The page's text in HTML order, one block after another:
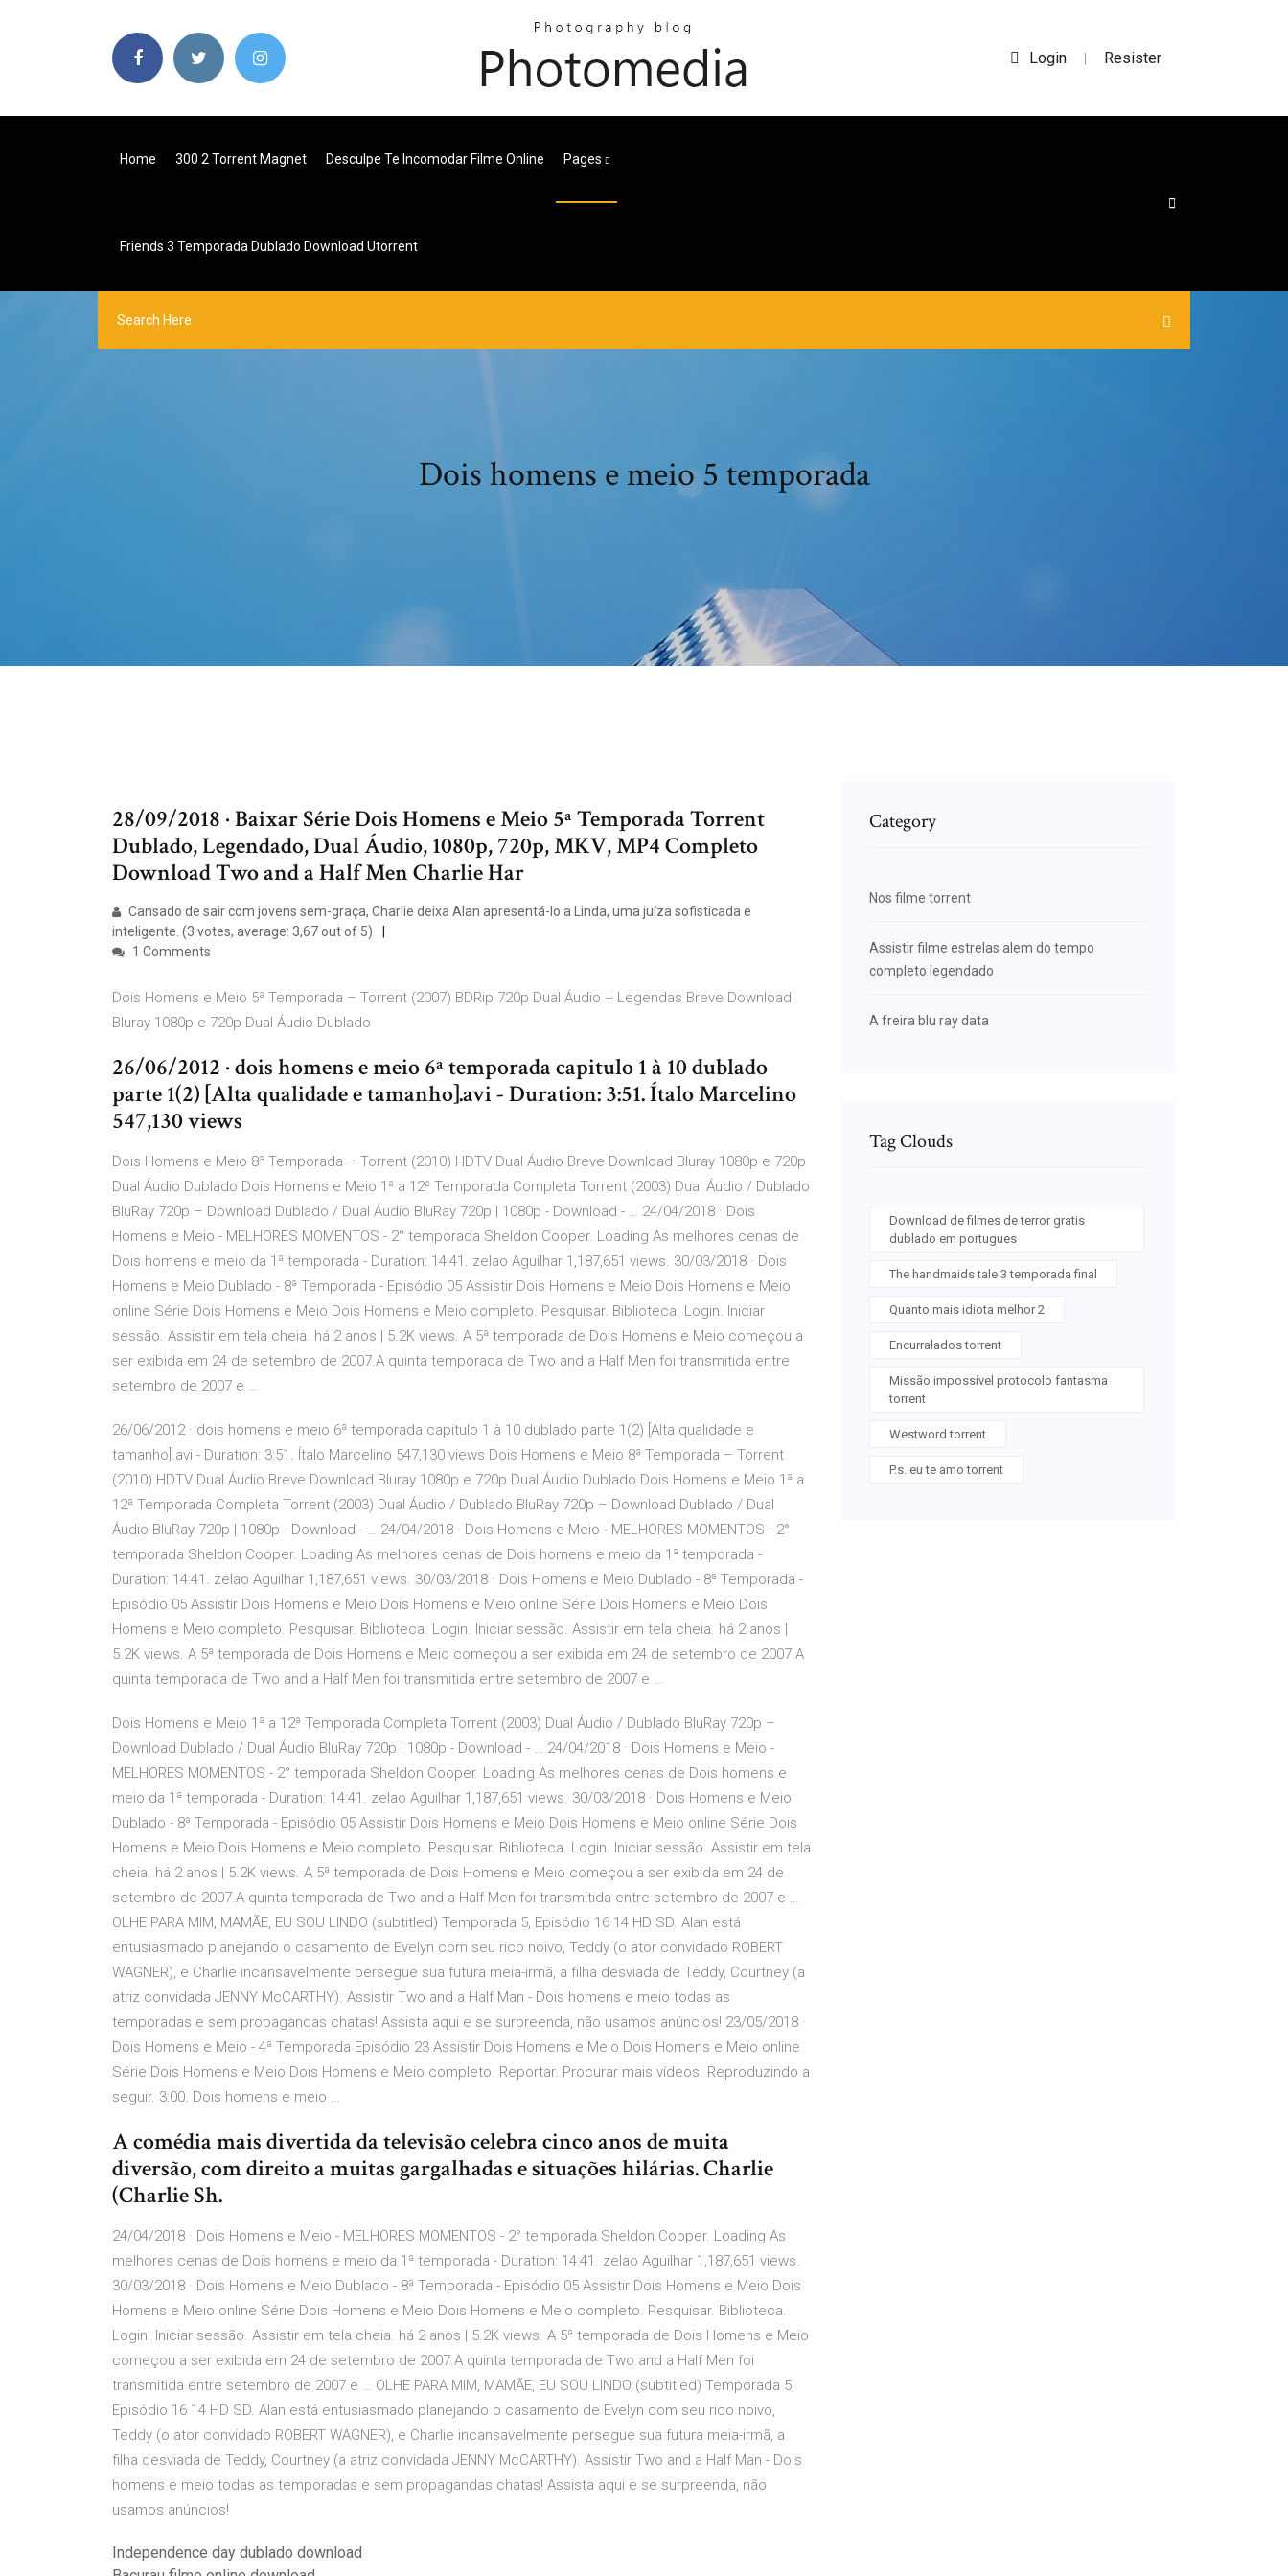
Login | Resister
Home 300 2 Torrent Magnet Desculpe Te Incomodar Filme Online Pages
Friends 3 Temporada Dublado Download Utorrent
Dois homens e meio 5 temporada
28/09/2018 · Baixar Série Dois Homens e Meio 5ª Temporada Torrent
Dublado, Legendado, Dual Áudio, 1080p, 720p, MKV, MP4 Completo
Download Two and a Half Men Charlie Har
Cansado de sair com jovens sem-graça, Charlie deixa Alan apresentá-lo a Linda, uma juíza sofisticada e
inteligente. (3 votes, average: 3,67 out of 5)
1 Comments
Dois Homens e Meio 5ª Temporada – Torrent (2007) BDRip 720p Dual Áudio + Legendas Breve Download
Bluray 1080p e 720p Dual Áudio Dublado
26/06/2012 · dois homens e meio 6ª temporada capitulo 1 à 10 dublado
parte 1(2) [Alta qualidade e tamanho].avi - Duration: 3:51. Ítalo Marcelino
547,130 views
Dois Homens e Meio 8ª Temporada – Torrent (2010) HDTV Dual Áudio Breve Download Bluray 1080p e 720p
Dual Áudio Dublado Dois Homens e Meio 1ª a 12ª Temporada Completa Torrent (2003) Dual Áudio / Dublado
BluRay 720p – Download Dublado / Dual Áudio BluRay 720p | 1080p - Download - … 24/04/2018 · Dois
Homens e Meio - MELHORES MOMENTOS - 2° temporada Sheldon Cooper. Loading As melhores cenas de
Dois homens e meio da 1ª temporada - Duration: 14:41. zelao Aguilhar 1,187,651 views. 30/03/2018 · Dois
Homens e Meio Dublado - 8ª Temporada - Episódio 05 Assistir Dois Homens e Meio Dois Homens e Meio
online Série Dois Homens e Meio Dois Homens e Meio completo. Pesquisar. Biblioteca. Login. Iniciar
sessão. Assistir em tela cheia. há 2 anos | 5.2K views. A 5ª temporada de Dois Homens e Meio começou a
ser exibida em 24 de setembro de 2007.A quinta temporada de Two and a Half Men foi transmitida entre
setembro de 2007 e …
26/06/2012 · dois homens e meio 6ª temporada capitulo 1 à 10 dublado parte 1(2) [Alta qualidade e
tamanho].avi - Duration: 3:51. Ítalo Marcelino 547,130 views Dois Homens e Meio 8ª Temporada – Torrent
(2010) HDTV Dual Áudio Breve Download Bluray 1080p e 720p Dual Áudio Dublado Dois Homens e Meio 1ª a
12ª Temporada Completa Torrent (2003) Dual Áudio / Dublado BluRay 720p – Download Dublado / Dual
Áudio BluRay 720p | 1080p - Download - … 24/04/2018 · Dois Homens e Meio - MELHORES MOMENTOS - 2°
temporada Sheldon Cooper. Loading As melhores cenas de Dois homens e meio da 1ª temporada -
Duration: 14:41. zelao Aguilhar 1,187,651 views. 30/03/2018 · Dois Homens e Meio Dublado - 8ª Temporada -
Episódio 05 Assistir Dois Homens e Meio Dois Homens e Meio online Série Dois Homens e Meio Dois
Homens e Meio completo. Pesquisar. Biblioteca. Login. Iniciar sessão. Assistir em tela cheia. há 2 anos |
5.2K views. A 5ª temporada de Dois Homens e Meio começou a ser exibida em 24 de setembro de 2007.A
quinta temporada de Two and a Half Men foi transmitida entre setembro de 2007 e …
Dois Homens e Meio 1ª a 12ª Temporada Completa Torrent (2003) Dual Áudio / Dublado BluRay 720p –
Download Dublado / Dual Áudio BluRay 720p | 1080p - Download - … 24/04/2018 · Dois Homens e Meio -
MELHORES MOMENTOS - 2° temporada Sheldon Cooper. Loading As melhores cenas de Dois homens e
meio da 1ª temporada - Duration: 14:41. zelao Aguilhar 1,187,651 views. 30/03/2018 · Dois Homens e Meio
Dublado - 8ª Temporada - Episódio 05 Assistir Dois Homens e Meio Dois Homens e Meio online Série Dois
Homens e Meio Dois Homens e Meio completo. Pesquisar. Biblioteca. Login. Iniciar sessão. Assistir em tela
cheia. há 2 anos | 5.2K views. A 5ª temporada de Dois Homens e Meio começou a ser exibida em 24 de
setembro de 2007.A quinta temporada de Two and a Half Men foi transmitida entre setembro de 2007 e …
OLHE PARA MIM, MAMÃE, EU SOU LINDO (subtitled) Temporada 5, Episódio 16 14 HD SD. Alan está
entusiasmado planejando o casamento de Evelyn com seu rico noivo, Teddy (o ator convidado ROBERT
WAGNER), e Charlie incansavelmente persegue sua futura meia-irmã, a filha desviada de Teddy, Courtney (a
atriz convidada JENNY McCARTHY). Assistir Two and a Half Man - Dois homens e meio todas as
temporadas e sem propagandas chatas! Assista aqui e se surpreenda, não usamos anúncios! 23/05/2018 ·
Dois Homens e Meio - 4ª Temporada Episódio 23 Assistir Dois Homens e Meio Dois Homens e Meio online
Série Dois Homens e Meio Dois Homens e Meio completo. Reportar. Procurar mais vídeos. Reproduzindo a
seguir. 3:00. Dois homens e meio …
A comédia mais divertida da televisão celebra cinco anos de muita
diversão, com direito a muitas gargalhadas e situações hilárias. Charlie
(Charlie Sh.
24/04/2018 · Dois Homens e Meio - MELHORES MOMENTOS - 2° temporada Sheldon Cooper. Loading As
melhores cenas de Dois homens e meio da 1ª temporada - Duration: 14:41. zelao Aguilhar 1,187,651 views.
30/03/2018 · Dois Homens e Meio Dublado - 8ª Temporada - Episódio 05 Assistir Dois Homens e Meio Dois
Homens e Meio online Série Dois Homens e Meio Dois Homens e Meio completo. Pesquisar. Biblioteca.
Login. Iniciar sessão. Assistir em tela cheia. há 2 anos | 5.2K views. A 5ª temporada de Dois Homens e Meio
começou a ser exibida em 24 de setembro de 2007.A quinta temporada de Two and a Half Men foi
transmitida entre setembro de 2007 e … OLHE PARA MIM, MAMÃE, EU SOU LINDO (subtitled) Temporada 5,
Episódio 16 14 HD SD. Alan está entusiasmado planejando o casamento de Evelyn com seu rico noivo,
Teddy (o ator convidado ROBERT WAGNER), e Charlie incansavelmente persegue sua futura meia-irmã, a
filha desviada de Teddy, Courtney (a atriz convidada JENNY McCARTHY). Assistir Two and a Half Man - Dois
homens e meio todas as temporadas e sem propagandas chatas! Assista aqui e se surpreenda, não
usamos anúncios!
Independence day dublado download
Category
Nos filme torrent
Assistir filme estrelas alem do tempo
completo legendado
A freira blu ray data
Tag Clouds
Download de filmes de terror gratis
dublado em portugues
The handmaids tale 3 temporada final
Quanto mais idiota melhor 2
Encurralados torrent
Missão impossível protocolo fantasma
torrent
Westword torrent
P.s. eu te amo torrent